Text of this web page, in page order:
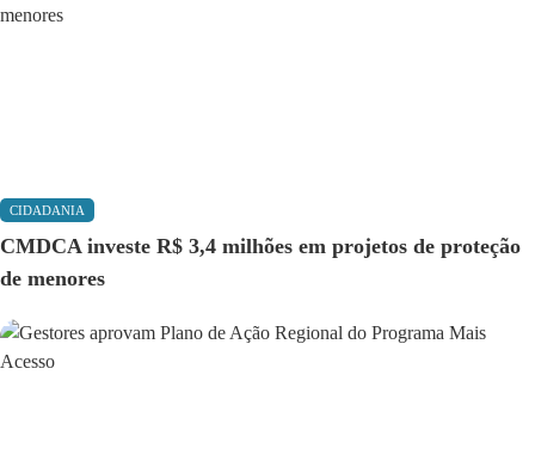
CIDADANIA
CMDCA investe R$ 3,4 milhões em projetos de proteção
de menores